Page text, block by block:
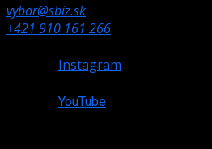
vybor@sbiz.sk
+421 910 161 266
Instagram
YouTube